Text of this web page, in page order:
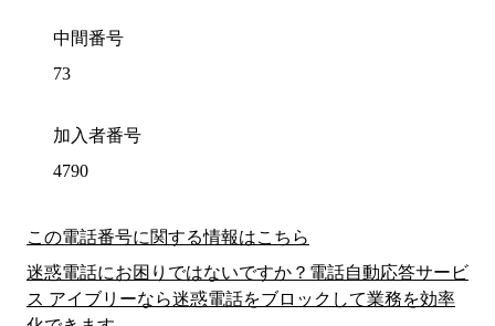
中間番号
73
加入者番号
4790
この電話番号に関する情報はこちら
迷惑電話にお困りではないですか？電話自動応答サービ
ス アイブリーなら迷惑電話をブロックして業務を効率